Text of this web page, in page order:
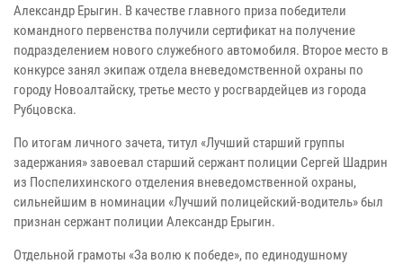
Александр Ерыгин. В качестве главного приза победители
командного первенства получили сертификат на получение
подразделением нового служебного автомобиля. Второе место в
конкурсе занял экипаж отдела вневедомственной охраны по
городу Новоалтайску, третье место у росгвардейцев из города
Рубцовска.
По итогам личного зачета, титул «Лучший старший группы
задержания» завоевал старший сержант полиции Сергей Шадрин
из Поспелихинского отделения вневедомственной охраны,
сильнейшим в номинации «Лучший полицейский-водитель» был
признан сержант полиции Александр Ерыгин.
Отдельной грамоты «За волю к победе», по единодушному